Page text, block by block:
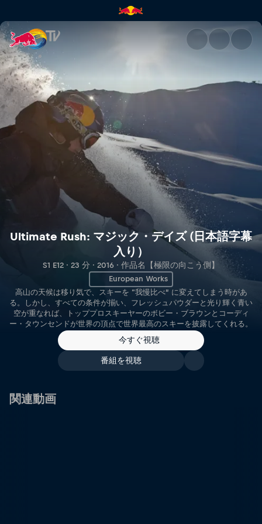
Ultimate Rush: マジック・
Ultimate Rush: マジック・デイズ (日本語字幕
入り）
S1 E12 · 23 分 · 2016 · 作品名【極限の向こう側】
European Works
高山の天候は移り気で、スキーを “我慢比べ” に変えてしまう時があ
る。しかし、すべての条件が揃い、フレッシュパウダーと光り輝く青い
空が重なれば、トッププロスキーヤーのボビー・ブラウンとコーディ
ー・タウンセンドが世界の頂点で世界最高のスキーを披露してくれる。
今すぐ視聴
番組を視聴
関連動画